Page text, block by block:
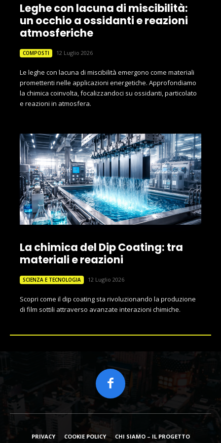
Leghe con lacuna di miscibilità:
un occhio a ossidanti e reazioni
atmosferiche
COMPOSTI 12 Luglio 2026
Le leghe con lacuna di miscibilità emergono come materiali
promettenti nelle applicazioni energetiche. Approfondiamo
la chimica coinvolta, focalizzandoci su ossidanti, particolato
e reazioni in atmosfera.
La chimica del Dip Coating: tra
materiali e reazioni
SCIENZA E TECNOLOGIA 12 Luglio 2026
Scopri come il dip coating sta rivoluzionando la produzione
di film sottili attraverso avanzate interazioni chimiche.
PRIVACY COOKIE POLICY CHI SIAMO – IL PROGETTO